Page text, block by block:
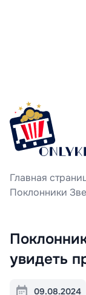
Главная
увидеть
09.08.2024